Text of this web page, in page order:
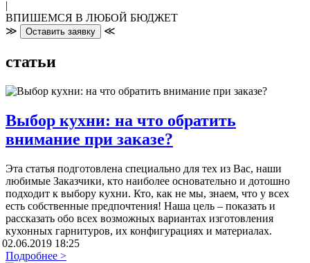
ВПИШЕМСЯ В ЛЮБОЙ БЮДЖЕТ
≫
Оставить заявку ≪
статьи
Выбор кухни: на что обратить
внимание при заказе?
Эта статья подготовлена специально для тех из Вас, наши
любимые Заказчики, кто наиболее основательно и дотошно
подходит к выбору кухни. Кто, как не мы, знаем, что у всех
есть собственные предпочтения! Наша цель – показать и
рассказать обо всех возможных вариантах изготовления
кухонных гарнитуров, их конфигурациях и материалах.
02.06.2019 18:25
Подробнее >